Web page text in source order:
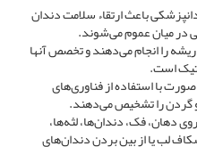
باعث ارتقاء سلامت دندان
در میان عموم می‌شوند.
را انجام می‌دهند و تخصص آنها
است.
با استفاده از فناوری‌های
گردن را تشخیص می‌دهند.
دهان، فک، دندان‌ها، لثه‌ها،
لب یا از بین بردن دندان‌های